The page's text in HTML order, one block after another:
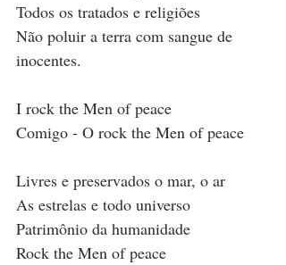
Todos os tratados e religiões
Não poluir a terra com sangue de
inocentes.
I rock the Men of peace
Comigo - O rock the Men of peace
Livres e preservados o mar, o ar
As estrelas e todo universo
Patrimônio da humanidade
Rock the Men of peace